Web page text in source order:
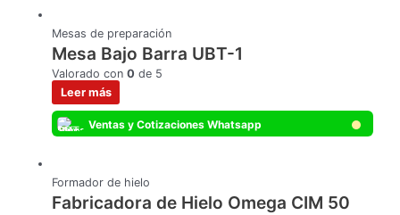
Mesas de preparación
Mesa Bajo Barra UBT-1
Valorado con0 de 5
Leer más
Ventas y Cotizaciones Whatsapp
Formador de hielo
Fabricadora de Hielo Omega CIM 50